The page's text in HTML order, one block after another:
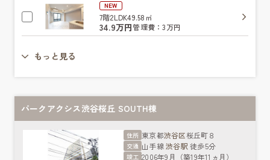
NEW
7階2LDK49.58㎡
34.9万円管理費：3万円
もっと見る
パークアクシス渋谷桜丘 SOUTH棟
住所 東京都渋谷区桜丘町８
交通 山手線渋谷駅 徒歩5分
竣工 2006年9月（築19年11ヵ月）